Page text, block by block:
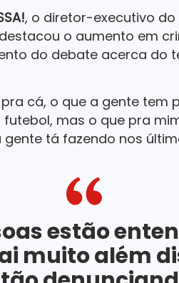
, o diretor-executivo
o aumento em
do debate acerca do
cá, o que a gente
mas o que pra
tá fazendo nos
estão
muito além